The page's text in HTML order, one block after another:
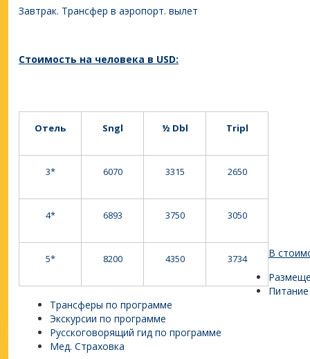
Завтрак. Трансфер в аэропорт. вылет
Стоимость на человека в USD:
Отель Sngl ½ Dbl Tripl
3* 6070 3315 2650
4* 6893 3750 3050
5* 8200 4350 3734 В
Трансферы по программе
Экскурсии по программе
Русскоговорящий гид по программе
Мед. Страховка